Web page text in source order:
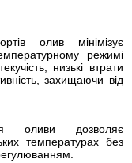
олив мінімізує
режимі
низькі втрати
захищаючи від
оливи дозволяє
температурах без